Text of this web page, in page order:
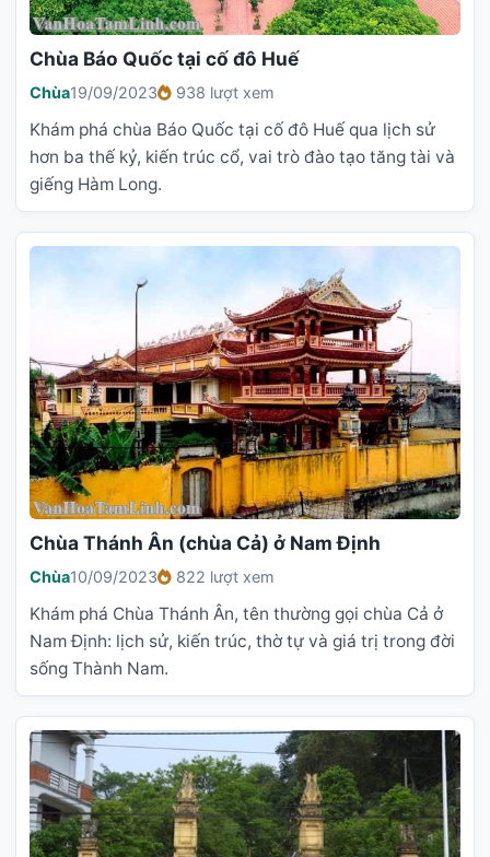
Chùa Báo Quốc tại cố đô Huế
Chùa19/09/2023 938 lượt xem
Khám phá chùa Báo Quốc tại cố đô Huế qua lịch sử
hơn ba thế kỷ, kiến trúc cổ, vai trò đào tạo tăng tài và
giếng Hàm Long.
Chùa Thánh Ân (chùa Cả) ở Nam Định
Chùa10/09/2023 822 lượt xem
Khám phá Chùa Thánh Ân, tên thường gọi chùa Cả ở
Nam Định: lịch sử, kiến trúc, thờ tự và giá trị trong đời
sống Thành Nam.